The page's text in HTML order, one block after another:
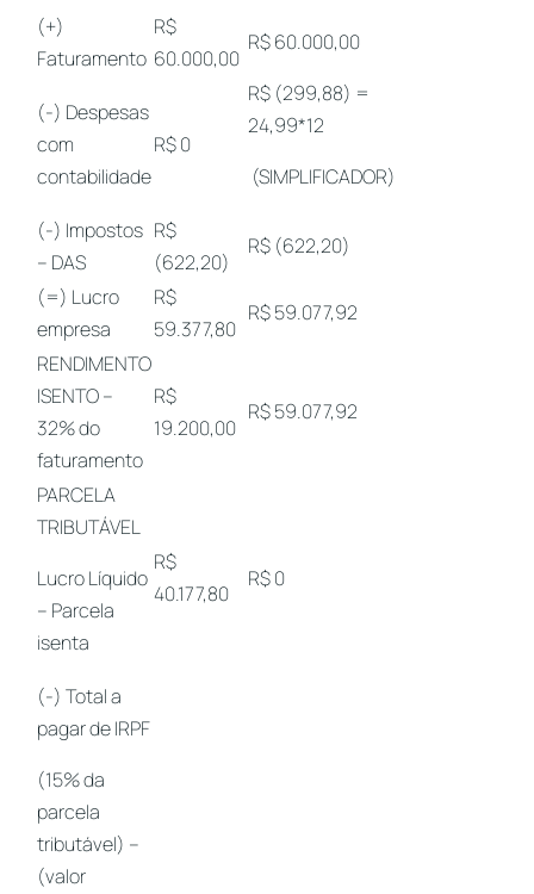
(+)
Faturamento
R$
60.000,00
R$ 60.000,00
(-) Despesas
com
contabilidade
R$ 0
R$ (299,88) =
24,99*12
(SIMPLIFICADOR)
(-) Impostos
– DAS
R$
(622,20)
R$ (622,20)
(=) Lucro
empresa
R$
59.377,80
R$ 59.077,92
RENDIMENTO
ISENTO –
32% do
faturamento
R$
19.200,00
R$ 59.077,92
PARCELA
TRIBUTÁVEL
Lucro Líquido
– Parcela
isenta
R$
40.177,80
R$ 0
(-) Total a
pagar de IRPF
(15% da
parcela
tributável) –
(valor